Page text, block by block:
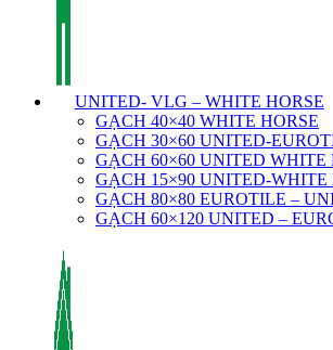
UNITED- VLG – WHITE HORSE
GẠCH 40×40 WHITE HORSE
GẠCH 30×60 UNITED-
GẠCH 60×60 UNITED WHITE
GẠCH 15×90 UNITED-WHITE
GẠCH 80×80 EUROTILE –
GẠCH 60×120 UNITED –